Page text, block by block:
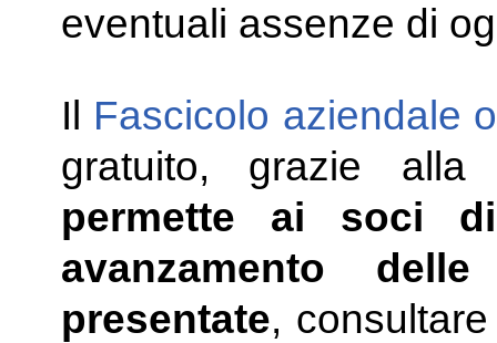
eventuali assenze di
Il Fascicolo aziendale
gratuito, grazie alla
permette ai soci
avanzamento
presentate,